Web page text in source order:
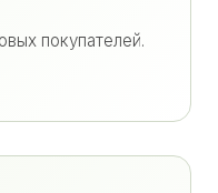
покупателей.